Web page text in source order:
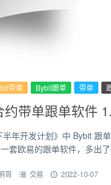
带单 Bybit跟单 带单
约带单跟单软件
半年开发计划》中 Bybit 跟
套欧易的跟单软件，多出
哥 交易 2022-10-07